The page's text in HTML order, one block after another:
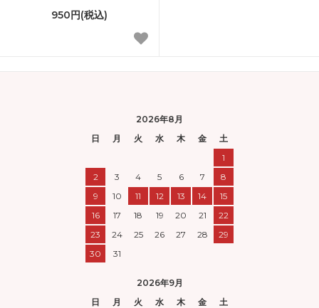
950円(税込)
2026年8月
日
月 火 水 木 金
土
1
2
3 4 5 6 7
8
9
10 11 12 13 14
15
16
17 18 19 20 21
22
23
24 25 26 27 28
29
30
31
2026年9月
日
月 火 水 木 金
土